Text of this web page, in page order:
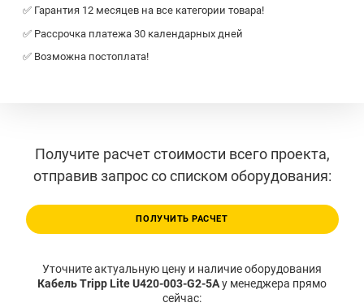
✅ Гарантия 12 месяцев на все категории товара!
✅ Рассрочка платежа 30 календарных дней
✅ Возможна постоплата!
Получите расчет стоимости всего проекта,
отправив запрос со списком оборудования:
ПОЛУЧИТЬ РАСЧЕТ
Уточните актуальную цену и наличие оборудования
Кабель Tripp Lite U420-003-G2-5Aу менеджера прямо
сейчас: